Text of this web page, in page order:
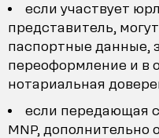
если участвует
представитель,
паспортные данные,
переоформление и в
нотариальная
если передающая
MNP, дополнительно